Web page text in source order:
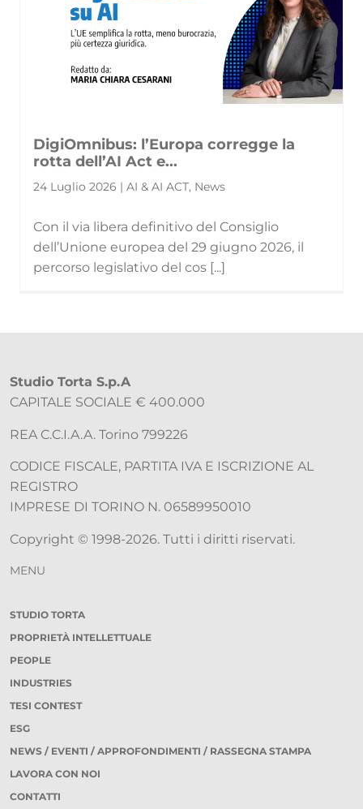
DigiOmnibus: l’Europa corregge la
rotta dell’AI Act e...
24 Luglio 2026 | AI & AI ACT, News
Con il via libera definitivo del Consiglio
dell’Unione europea del 29 giugno 2026, il
percorso legislativo del cos [...]
Studio Torta S.p.A
CAPITALE SOCIALE € 400.000
REA C.C.I.A.A. Torino 799226
CODICE FISCALE, PARTITA IVA E ISCRIZIONE AL
REGISTRO
IMPRESE DI TORINO N. 06589950010
Copyright © 1998-2026. Tutti i diritti riservati.
MENU
STUDIO TORTA
PROPRIETÀ INTELLETTUALE
PEOPLE
INDUSTRIES
TESI CONTEST
ESG
NEWS / EVENTI / APPROFONDIMENTI / RASSEGNA STAMPA
LAVORA CON NOI
CONTATTI